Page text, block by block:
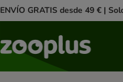
ENVÍO GRATIS desde 49 € |